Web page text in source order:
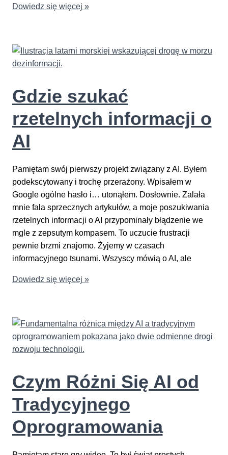
Jak
od
mitów
na
AI?
Detektyw
w
świecie
sztucznej
Dowiedz się więcej »
Gdzie szukać
rzetelnych informacji o
AI
Pamiętam swój pierwszy projekt związany z AI. Byłem
podekscytowany i trochę przerażony. Wpisałem w
Google ogólne hasło i… utonąłem. Dosłownie. Zalała
mnie fala sprzecznych artykułów, a moje poszukiwania
rzetelnych informacji o AI przypominały błądzenie we
mgle z zepsutym kompasem. To uczucie frustracji
pewnie brzmi znajomo. Żyjemy w czasach
informacyjnego tsunami. Wszyscy mówią o AI, ale
Gdzie
informacji
AI
Dowiedz się więcej »
Czym Różni Się AI od
Tradycyjnego
Oprogramowania